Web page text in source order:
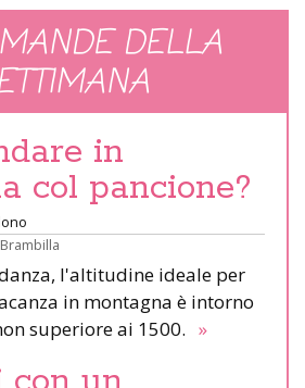
DELLA
in
col pancione?
l'altitudine ideale per
in montagna è intorno
superiore ai 1500. »